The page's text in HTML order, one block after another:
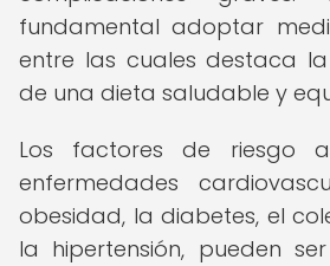
fundamental adoptar
entre las cuales destaca
de una dieta saludable y
Los factores de riesgo
enfermedades
obesidad, la diabetes, el
la hipertensión, pueden